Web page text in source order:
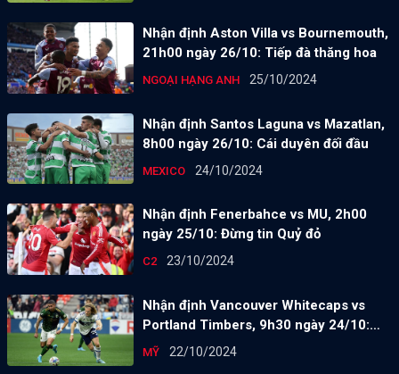
Nhận định Aston Villa vs Bournemouth,
21h00 ngày 26/10: Tiếp đà thăng hoa
NGOẠI HẠNG ANH 25/10/2024
Nhận định Santos Laguna vs Mazatlan,
8h00 ngày 26/10: Cái duyên đối đầu
MEXICO 24/10/2024
Nhận định Fenerbahce vs MU, 2h00
ngày 25/10: Đừng tin Quỷ đỏ
C2 23/10/2024
Nhận định Vancouver Whitecaps vs
Portland Timbers, 9h30 ngày 24/10:
Chưa thoát khủng hoảng
MỸ 22/10/2024